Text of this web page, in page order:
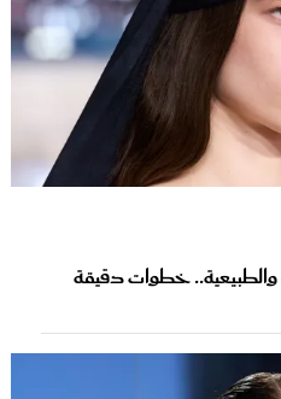
خطوات دقيقة